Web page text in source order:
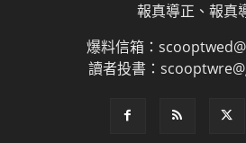
報真導正、報真
爆料信箱：
讀者投書：